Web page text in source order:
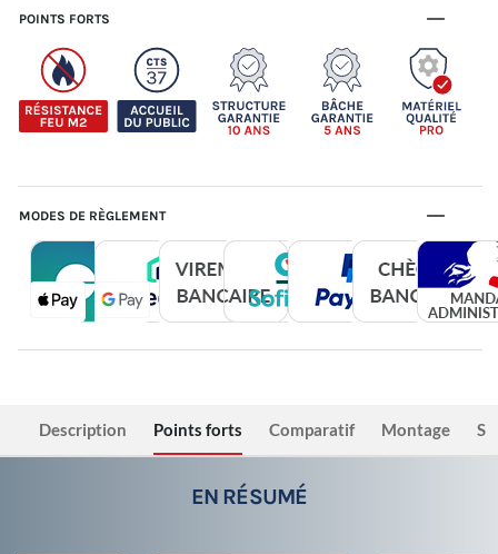
POINTS FORTS
MODES DE RÈGLEMENT
Description Points forts Comparatif Montage
EN RÉSUMÉ